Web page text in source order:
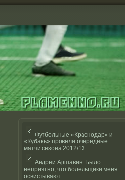
Футбольные «Краснодар» и
«Кубань» провели очередные
матчи сезона 2012/13
Андрей Аршавин: Было
неприятно, что болельщики меня
освистывают